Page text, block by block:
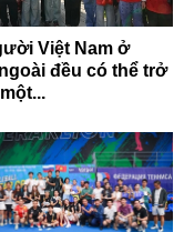
Việt Nam ở
đều có thể trở